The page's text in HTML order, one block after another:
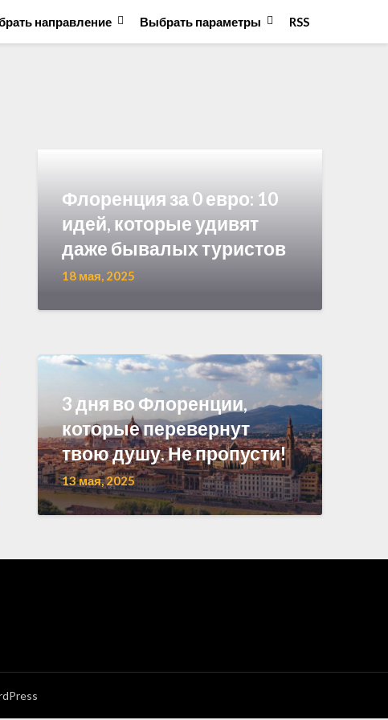
направление Выбрать параметры RSS
Флоренция за 0 евро: 10
идей, которые удивят
даже бывалых туристов
18 мая, 2025
3 дня во Флоренции,
которые перевернут
твою душу. Не пропусти!
13 мая, 2025